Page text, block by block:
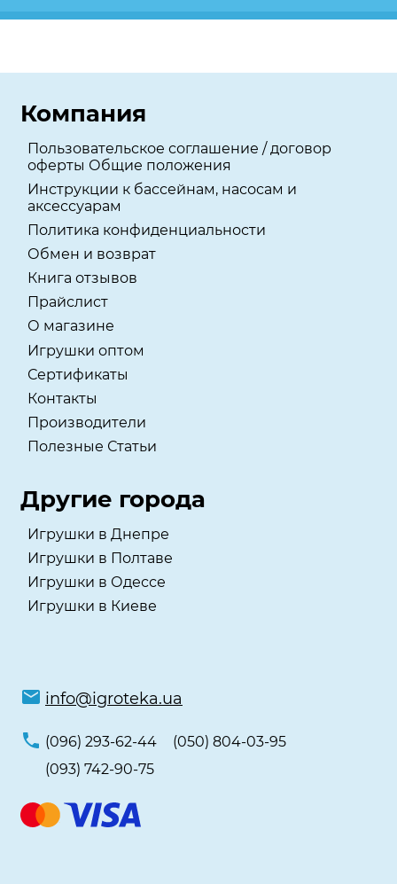
Компания
Пользовательское соглашение / договор
оферты Общие положения
Инструкции к бассейнам, насосам и
аксессуарам
Политика конфиденциальности
Обмен и возврат
Книга отзывов
Прайслист
О магазине
Игрушки оптом
Сертификаты
Контакты
Производители
Полезные Статьи
Другие города
Игрушки в Днепре
Игрушки в Полтаве
Игрушки в Одессе
Игрушки в Киеве
info@igroteka.ua
(096) 293-62-44
(050) 804-03-95
(093) 742-90-75